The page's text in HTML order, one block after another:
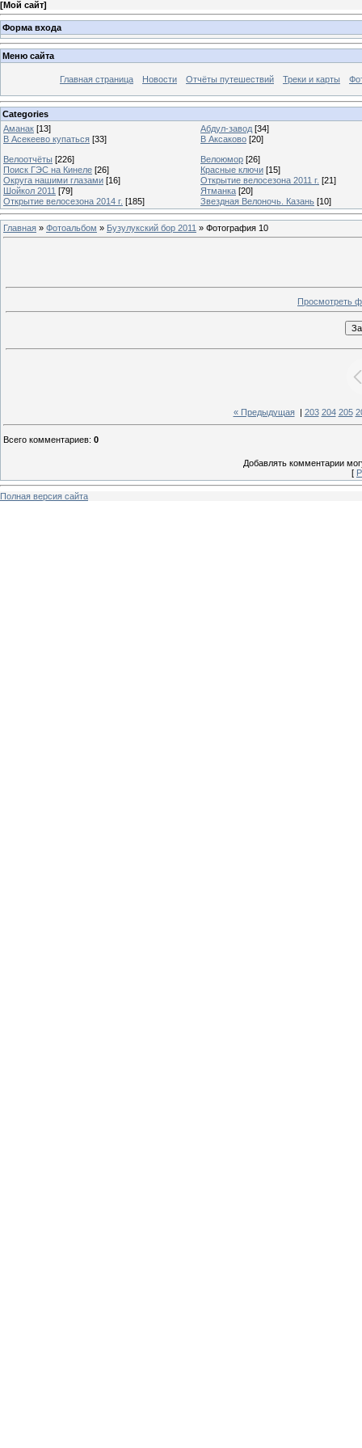
[Мой сайт]
Форма входа
Меню сайта
Главная страница Новости Отчёты путешествий Треки и карты
Categories
Аманак [13] Абдул-завод [34]
В Асекеево купаться [33] В Аксаково [20]
Велоотчёты [226] Велоюмор [26]
Поиск ГЭС на Кинеле [26] Красные ключи [15]
Округа нашими глазами [16] Открытие велосезона 2011 г. [21]
Шойкол 2011 [79] Ятманка [20]
Открытие велосезона 2014 г. [185] Звездная Велоночь. Казань [10]
Главная » Фотоальбом » Бузулукский бор 2011 » Фотография 10
Просмотреть
« Предыдущая| 203 204 205
Всего комментариев: 0
Добавлять комментарии
[
Полная версия сайта